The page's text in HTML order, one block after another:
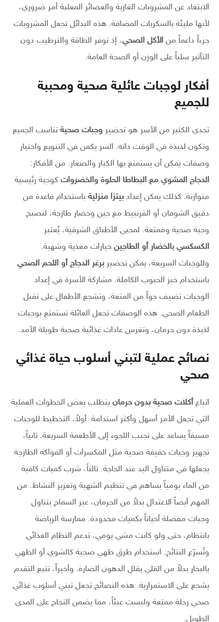
الابتعاد عن المشروبات الغازية والعصائر المعلبة أمر ضروري،
لأنها مليئة بالسكريات المضافة. هذه البدائل تجعل المشروبات
جزءاً داعماً من الأكل الصحي، إذ توفر الطاقة والترطيب دون
التأثير سلباً على الوزن أو الصحة العامة.
أفكار لوجبات عائلية صحية ومحببة
للجميع
تحدي الكثير من الأسر هو تحضير وجبات صحية تناسب الجميع
وتكون لذيذة في الوقت ذاته. السر يكمن في التنويع واختيار
وصفات يمكن أن يستمتع بها الكبار والصغار. من الأفكار:
الدجاج المشوي مع البطاطا الحلوة والخضروات كوجبة رئيسية
متوازنة. كذلك يمكن إعداد بيتزا منزلية باستخدام قاعدة من
دقيق الشوفان أو القرنبيط مع جبن وخضار طازجة، لتصبح
وجبة صحية وممتعة. لمحبي الأطباق الشرقية، يُعتبر
الكسكسي بالخضار أو الطاجين خيارات مغذية وشهية.
وللوجبات السريعة، يمكن تحضير برغر الدجاج أو اللحم الصحي
باستخدام خبز الحبوب الكاملة. مشاركة الأسرة في إعداد
الوجبات تضيف جواً من المتعة، وتشجع الأطفال على تقبل
الطعام الصحي. هذه الوصفات تجعل العائلة تستمتع بوجبات
لذيذة دون حرمان، وتغرس عادات غذائية صحية طويلة الأمد.
نصائح عملية لتبني أسلوب حياة غذائي
صحي
اتباع أكلات صحية بدون حرمان يتطلب بعض الخطوات العملية
التي تجعل الأمر أسهل وأكثر استدامة. أولاً، التخطيط للوجبات
مسبقاً يساعد على تجنب اللجوء إلى الأطعمة السريعة. ثانياً،
تجهيز وجبات خفيفة صحية مثل المكسرات أو الفواكه الطازجة
يجعلها في متناول اليد عند الحاجة. ثالثاً، شرب كميات كافية
من الماء يومياً يساهم في تنظيم الشهية وتعزيز النشاط. من
المهم أيضاً الاعتدال بدلاً من الحرمان، عبر السماح بتناول
وجبات مفضلة أحياناً بكميات محدودة. ممارسة الرياضة
بانتظام، حتى ولو كانت مشي يومي، تدعم النظام الغذائي
وتُسرّع النتائج. استخدام طرق طهي صحية كالشوي أو الطهي
بالبخار بدلاً من القلي يقلل الدهون الضارة. وأخيراً، تتبع التقدم
يشجع على الاستمرارية. هذه النصائح تجعل تبني أسلوب غذائي
صحي رحلة ممتعة وليست عبئاً، مما يضمن النجاح على المدى
الطويل.